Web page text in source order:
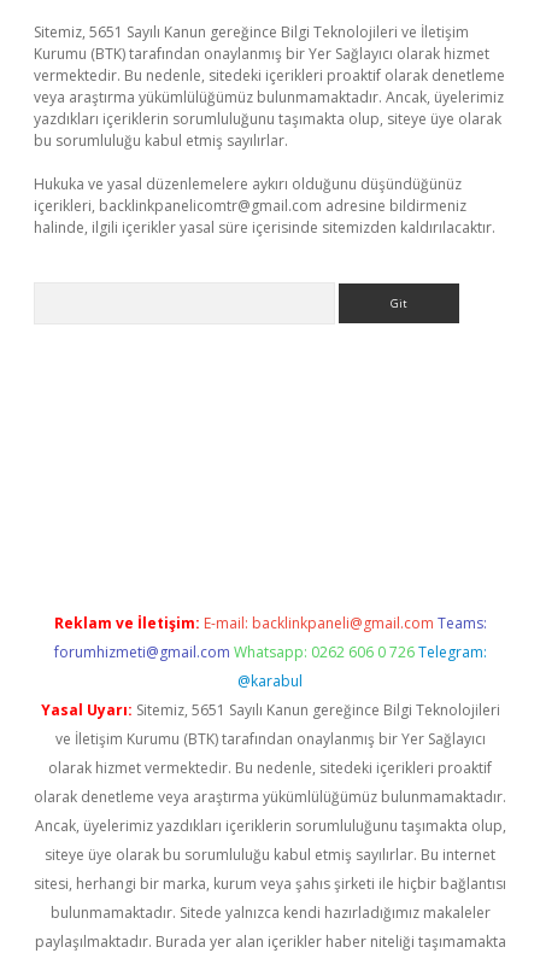
Sitemiz, 5651 Sayılı Kanun gereğince Bilgi Teknolojileri ve İletişim
Kurumu (BTK) tarafından onaylanmış bir Yer Sağlayıcı olarak hizmet
vermektedir. Bu nedenle, sitedeki içerikleri proaktif olarak denetleme
veya araştırma yükümlülüğümüz bulunmamaktadır. Ancak, üyelerimiz
yazdıkları içeriklerin sorumluluğunu taşımakta olup, siteye üye olarak
bu sorumluluğu kabul etmiş sayılırlar.
Hukuka ve yasal düzenlemelere aykırı olduğunu düşündüğünüz
içerikleri, backlinkpanelicomtr@gmail.com adresine bildirmeniz
halinde, ilgili içerikler yasal süre içerisinde sitemizden kaldırılacaktır.
Reklam ve İletişim: E-mail: backlinkpaneli@gmail.com Teams:
forumhizmeti@gmail.com Whatsapp: 0262 606 0 726 Telegram:
@karabul
Yasal Uyarı: Sitemiz, 5651 Sayılı Kanun gereğince Bilgi Teknolojileri
ve İletişim Kurumu (BTK) tarafından onaylanmış bir Yer Sağlayıcı
olarak hizmet vermektedir. Bu nedenle, sitedeki içerikleri proaktif
olarak denetleme veya araştırma yükümlülüğümüz bulunmamaktadır.
Ancak, üyelerimiz yazdıkları içeriklerin sorumluluğunu taşımakta olup,
siteye üye olarak bu sorumluluğu kabul etmiş sayılırlar. Bu internet
sitesi, herhangi bir marka, kurum veya şahıs şirketi ile hiçbir bağlantısı
bulunmamaktadır. Sitede yalnızca kendi hazırladığımız makaleler
paylaşılmaktadır. Burada yer alan içerikler haber niteliği taşımamakta